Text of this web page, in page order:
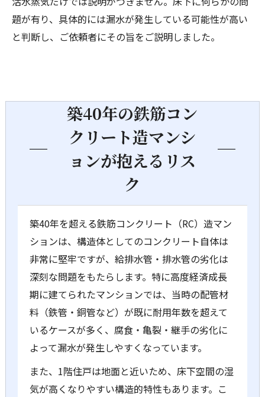
題が有り、具体的には漏水が発生している可能性が高い
と判断し、ご依頼者にその旨をご説明しました。
築40年の鉄筋コン
クリート造マンシ
ョンが抱えるリス
ク
築40年を超える鉄筋コンクリート（RC）造マン
ションは、構造体としてのコンクリート自体は
非常に堅牢ですが、給排水管・排水管の劣化は
深刻な問題をもたらします。特に高度経済成長
期に建てられたマンションでは、当時の配管材
料（鉄管・銅管など）が既に耐用年数を超えて
いるケースが多く、腐食・亀裂・継手の劣化に
よって漏水が発生しやすくなっています。
また、1階住戸は地面と近いため、床下空間の湿
気が高くなりやすい構造的特性もあります。こ